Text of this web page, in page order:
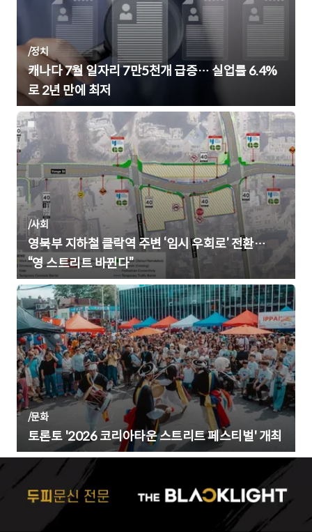
/정치
캐나다 7월 일자리 7만5천개 급증… 실업률 6.4%
로 2년 만에 최저
/사회
영북부 지하철 클락역 주변 ‘임시 우회로’ 전환…
“영 스트리트 바뀐다”
/문화
토론토 '2026 코리아타운 스트리트 페스티벌' 개최